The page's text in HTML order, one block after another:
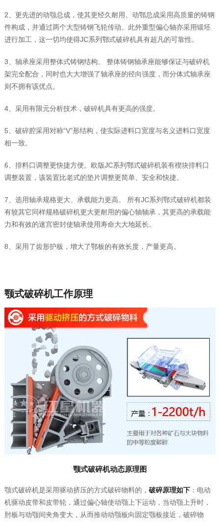
2、更先进的动颚总成，使其更经久耐用。动鄂总成采用高质量的铸钢
件构成，并通过两个大型铸钢飞轮传动。此外重型偏心轴亦采用锻坯
进行加工，这一切均使得JC系列鄂式破碎机具有超凡的可靠性。
3、轴承座采用整体式铸钢结构。 整体铸钢轴承座能够保证与破碎机
架完全配合，同时也大大增强了轴承座的径向强度，而分体式轴承座
则不拥有该优点。
4、采用有限元分析技术，破碎机具有更高的强度。
5、破碎腔采用对称“V”形结构，使实际进料口宽度与名义进料口宽度
相一致。
6、排料口调整更快捷方便。欧版JC系列鄂式破碎机装有楔块排料口
调整装置，该装置比老式的垫片调整更简单、安全和快捷。
7、选用轴承规格更大、承载能力更高。 所有JC系列鄂式破碎机都装
有较其它同样规格破碎机更大更耐用的偏心轴轴承，其更高的承载能
力和有效的迷宫密封使轴承使用寿命大大地延长。
8、采用了齿形护板，增大了鄂板的有效长度，产量更高。
颚式破碎机工作原理
颚式破碎机动态原理图
颚式破碎机是采用驱动挤压的方式破碎物料的， 破碎原理如下：电动
机驱动皮带和皮带轮，通过偏心轴使动颚上下运动，当动颚上升时，
肘板与动颚间夹角变大，从而推动动颚板向固定颚板接近，破碎物